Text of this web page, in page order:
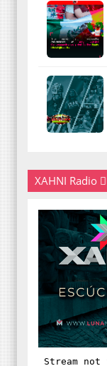
XAHNI Radio